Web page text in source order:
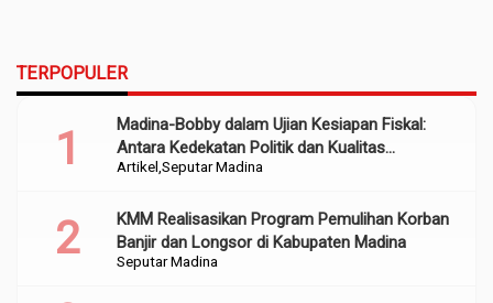
TERPOPULER
Artikel Seputar Madina
Madina-Bobby dalam Ujian Kesiapan Fiskal:
Antara Kedekatan Politik dan Kualitas
Perencanaan
Seputar Madina
KMM Realisasikan Program Pemulihan Korban
Banjir dan Longsor di Kabupaten Madina